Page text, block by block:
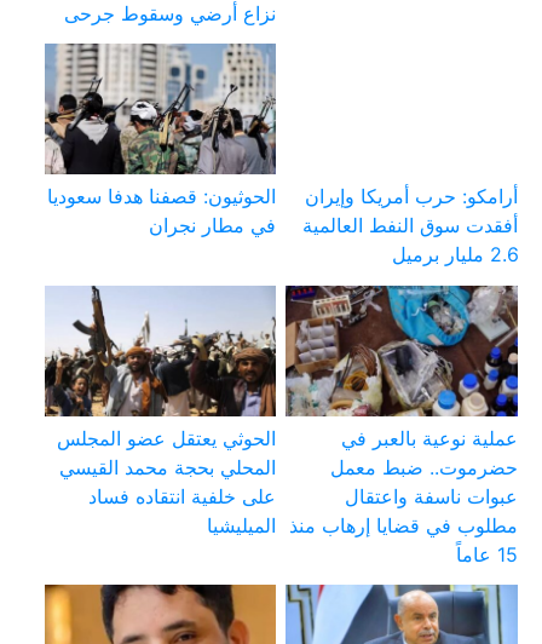
نزاع أرضي وسقوط جرحى
أرامكو: حرب أمريكا وإيران
أفقدت سوق النفط العالمية
2.6 مليار برميل
الحوثيون: قصفنا هدفا سعوديا
في مطار نجران
عملية نوعية بالعبر في
حضرموت.. ضبط معمل
عبوات ناسفة واعتقال
مطلوب في قضايا إرهاب منذ
15 عاماً
الحوثي يعتقل عضو المجلس
المحلي بحجة محمد القيسي
على خلفية انتقاده فساد
الميليشيا